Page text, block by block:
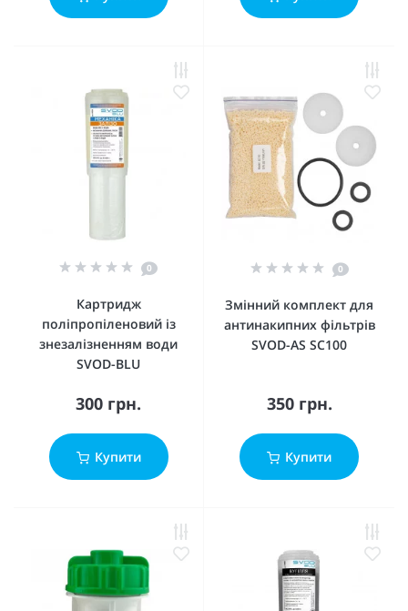
0
Картридж
поліпропіленовий із
знезалізненням води
SVOD-BLU
300 грн.
Купити
0
Змінний комплект для
антинакипних фільтрів
SVOD-AS SC100
350 грн.
Купити